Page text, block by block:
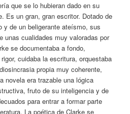
que se lo hubieran dado en su
Es un gran, gran escritor. Dotado de
y de un beligerante ateísmo, sus
unas cualidades muy valoradas por
se documentaba a fondo,
cuidaba la escritura, orquestaba
propia muy coherente,
novela era trazable una lógica
fruto de su inteligencia y de
para entrar a formar parte
La poética de Clarke se